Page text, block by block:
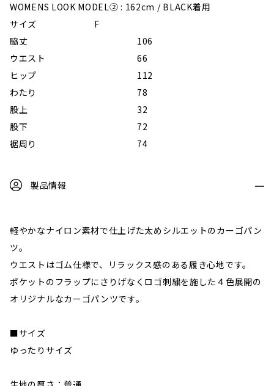
WOMENS LOOK MODEL② : 162cm / BLACK着用
サイズ
F
脇丈
106
ウエスト
66
ヒップ
112
わたり
78
股上
32
股下
72
裾周り
74
製品情報
軽やかなナイロン素材で仕上げた太めシルエットのカーゴパン
ツ。
ウエストはゴム仕様で、リラックス感のある履き心地です。
ポケットのフラップにさりげなくロゴ刺繍を施した４色展開の
オリジナルなカーゴパンツです。
■サイズ
ゆったりサイズ